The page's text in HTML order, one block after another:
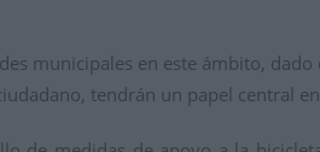
municipales en este ámbito,
tendrán un papel central